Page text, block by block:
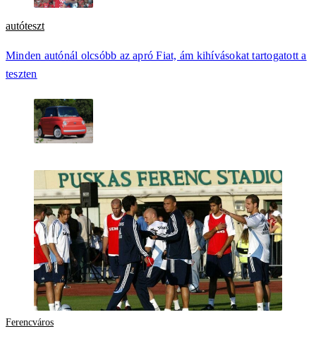
autóteszt
Minden autónál olcsóbb az apró Fiat, ám kihívásokat tartogatott a
teszten
Ferencváros